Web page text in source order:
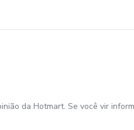
da Hotmart. Se você vir